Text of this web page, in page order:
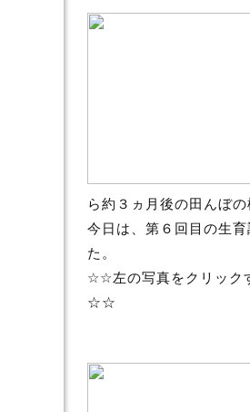
ら約３ヵ月後の田んぼの
今日は、第６回目の生
た。
☆☆左の写真をクリック
☆☆